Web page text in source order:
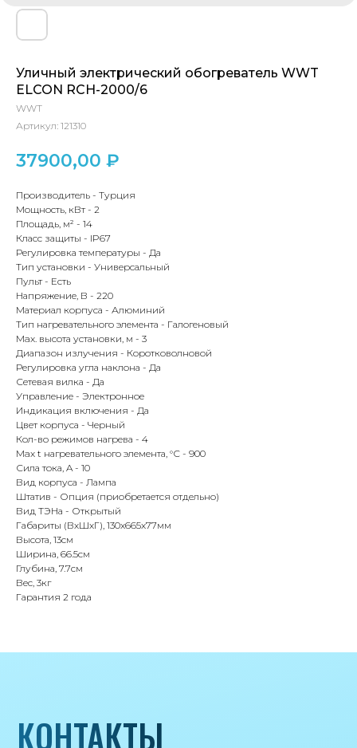
Уличный электрический обогреватель WWT
ELCON RCH-2000/6
WWT
Артикул: 121310
37900,00 ₽
Производитель - Турция
Мощность, кВт- 2
Площадь, м² - 14
Класс защиты - IP67
Регулировка температуры - Да
Тип установки - Универсальный
Пульт - Есть
Напряжение, В - 220
Материал корпуса - Алюминий
Тип нагревательного элемента - Галогеновый
Max. высота установки, м - 3
Диапазон излучения - Коротковолновой
Регулировка угла наклона - Да
Сетевая вилка - Да
Управление - Электронное
Индикация включения - Да
Цвет корпуса - Черный
Кол-во режимов нагрева - 4
Max t нагревательного элемента, °С - 900
Сила тока, A - 10
Вид корпуса - Лампа
Штатив - Опция (приобретается отдельно)
Вид ТЭНа - Открытый
Габариты (ВхШхГ), 130x665x77мм
Высота, 13см
Ширина, 66.5см
Глубина, 7.7см
Вес, 3кг
Гарантия 2 года
Адрес
Г.Москва Волоколамское шоссе,
71/22к2
Пн-вс с 9:00 до 18:00
Телефон
8 495 233-79-79
iceicemarket@yandex.ru
8 985 233-79-79
КОНТАКТЫ